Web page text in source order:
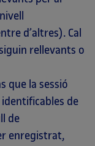
d’altres). Cal
rellevants o
que la sessió
identificables de
de
enregistrat,